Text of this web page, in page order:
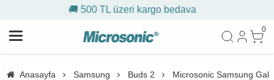
TL üzeri kargo bedava
0
Anasayfa Samsung Buds 2 Microsonic Samsung